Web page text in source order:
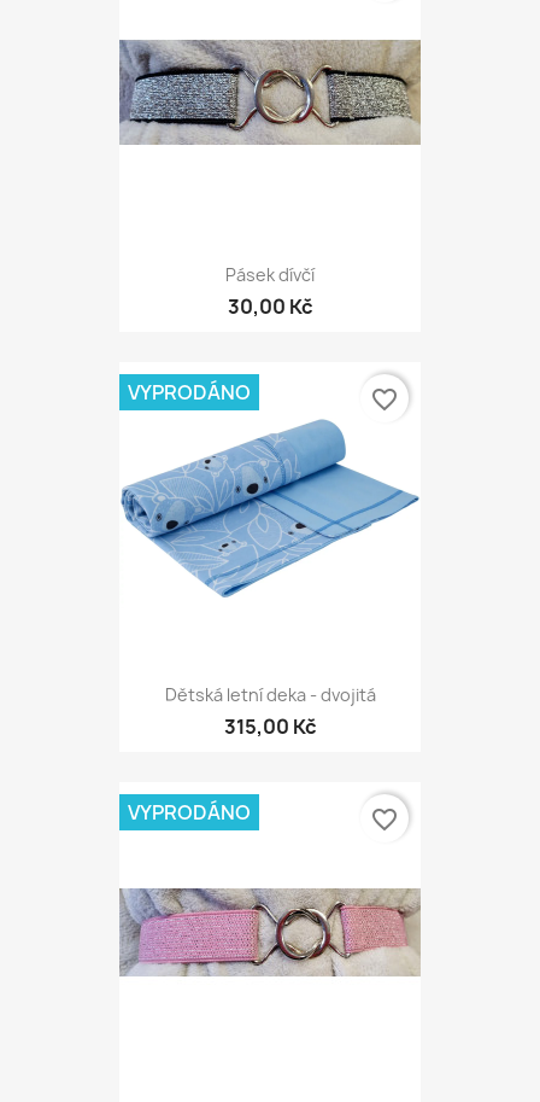
Pásek dívčí
30,00 Kč
Dětská letní deka - dvojitá
315,00 Kč
VYPRODÁNO favorite_border
VYPRODÁNO favorite_border